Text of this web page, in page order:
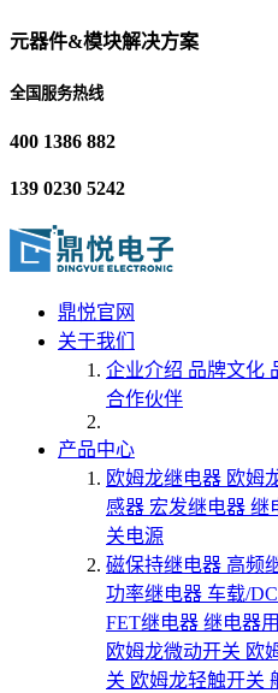
元器件&模块解决方案
全国服务热线
400 1386 882
139 0230 5242
鼎悦官网
关于我们
企业介绍 品牌文化
合作伙伴
产品中心
欧姆龙继电器 欧姆
感器 宏发继电器 继
关电源
磁保持继电器 高频
功率继电器 车载/
FET继电器 继电器
欧姆龙微动开关 欧
关 欧姆龙轻触开关